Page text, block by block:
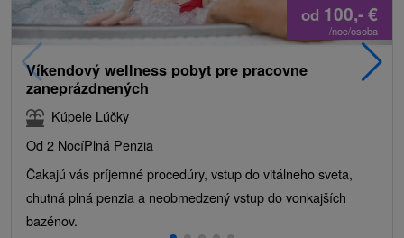
od 100,-€
/noc/osoba
Víkendový wellness pobyt pre pracovne
zaneprázdnených
Kúpele Lúčky
Od 2 NocíPlná Penzia
Čakajú vás príjemné procedúry, vstup do vitálneho sveta,
chutná plná penzia a neobmedzený vstup do vonkajších
bazénov.